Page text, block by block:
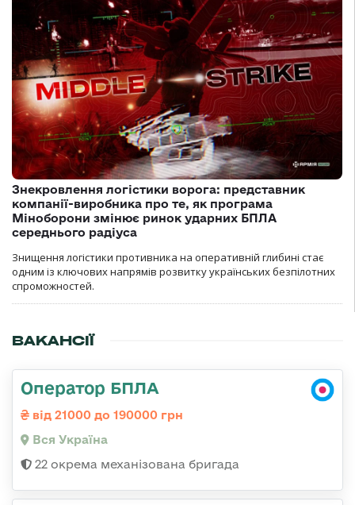
Знекровлення логістики ворога: представник
компанії-виробника про те, як програма
Міноборони змінює ринок ударних БПЛА
середнього радіуса
Знищення логістики противника на оперативній глибині стає
одним із ключових напрямів розвитку українських безпілотних
спроможностей.
ВАКАНСІЇ
Оператор БПЛА
від 21000 до 190000 грн
Вся Україна
22 окрема механізована бригада